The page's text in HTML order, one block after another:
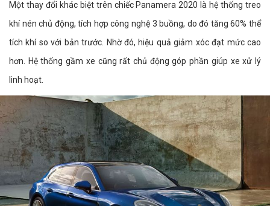
Một thay đổi khác biệt trên chiếc Panamera 2020 là hệ thống treo
khí nén chủ động, tích hợp công nghệ 3 buồng, do đó tăng 60% thể
tích khí so với bản trước. Nhờ đó, hiệu quả giảm xóc đạt mức cao
hơn. Hệ thống gầm xe cũng rất chủ động góp phần giúp xe xử lý
linh hoạt.